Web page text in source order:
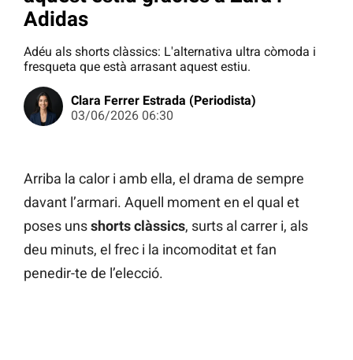
Adidas
Adéu als shorts clàssics: L'alternativa ultra còmoda i
fresqueta que està arrasant aquest estiu.
Clara Ferrer Estrada (Periodista)
03/06/2026 06:30
Arriba la calor i amb ella, el drama de sempre
davant l’armari. Aquell moment en el qual et
poses unsshorts clàssics, surts al carrer i, als
deu minuts, el frec i la incomoditat et fan
penedir-te de l’elecció.